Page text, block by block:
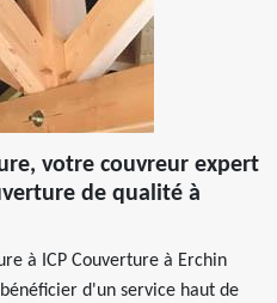
votre couvreur expert
de qualité à
à ICP Couverture à Erchin
d'un service haut de